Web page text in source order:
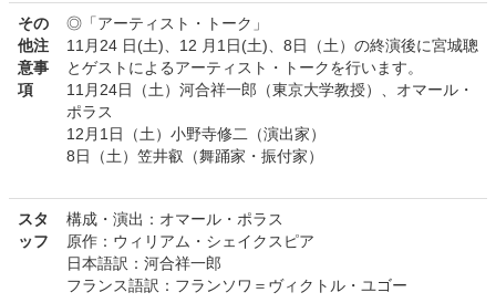
その
他注
意事
項
◎「アーティスト・トーク」
11月24 日(土)、12 月1日(土)、8日（土）の終演後に宮城聰
とゲストによるアーティスト・トークを行います。
11月24日（土）河合祥一郎（東京大学教授）、オマール・
ポラス
12月1日（土）小野寺修二（演出家）
8日（土）笠井叡（舞踊家・振付家）
スタ
ッフ
構成・演出：オマール・ポラス
原作：ウィリアム・シェイクスピア
日本語訳：河合祥一郎
フランス語訳：フランソワ＝ヴィクトル・ユゴー